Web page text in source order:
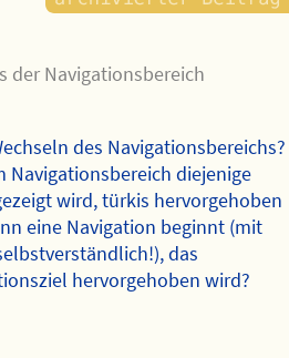
der Navigationsbereich
des Navigationsbereichs?
Navigationsbereich diejenige
wird, türkis hervorgehoben
eine Navigation beginnt (mit
das
hervorgehoben wird?